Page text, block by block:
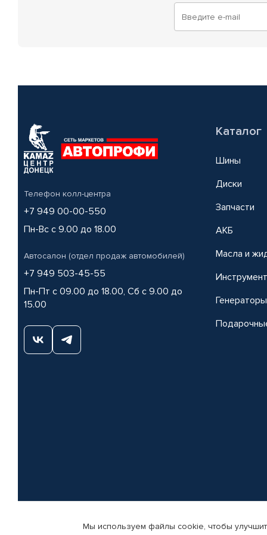
Телефон колл-центра
+7 949 00-00-550
Пн-Вс с 9.00 до 18.00
Автосалон (отдел продаж автомобилей)
+7 949 503-45-55
Пн-Пт с 09.00 до 18.00, Сб с 9.00 до
15.00
Каталог
Шины
Диски
Запчасти
АКБ
Масла и
Инструмент
© КАМАЗ ЦЕНТР ДОНЕЦК, 2015-2026. Все права защищены.
Мы используем файлы cookie, чтобы